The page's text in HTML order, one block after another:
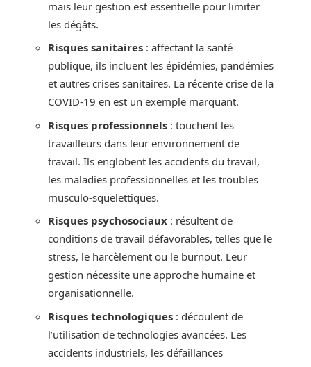
mais leur gestion est essentielle pour limiter
les dégâts.
Risques sanitaires : affectant la santé
publique, ils incluent les épidémies, pandémies
et autres crises sanitaires. La récente crise de la
COVID-19 en est un exemple marquant.
Risques professionnels : touchent les
travailleurs dans leur environnement de
travail. Ils englobent les accidents du travail,
les maladies professionnelles et les troubles
musculo-squelettiques.
Risques psychosociaux : résultent de
conditions de travail défavorables, telles que le
stress, le harcèlement ou le burnout. Leur
gestion nécessite une approche humaine et
organisationnelle.
Risques technologiques : découlent de
l’utilisation de technologies avancées. Les
accidents industriels, les défaillances